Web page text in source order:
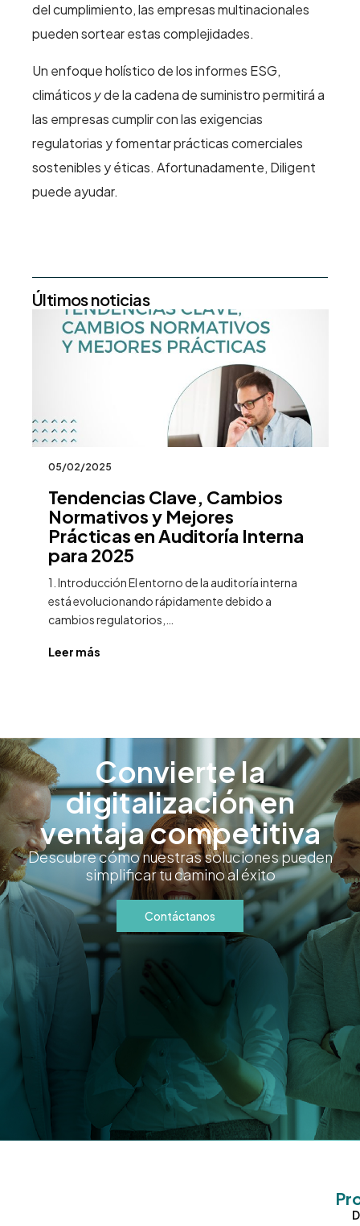
del cumplimiento, las empresas multinacionales
pueden sortear estas complejidades.
Un enfoque holístico de los informes ESG,
climáticos yde la cadena de suministro permitirá a
las empresas cumplir con las exigencias
regulatorias y fomentar prácticas comerciales
sostenibles y éticas. Afortunadamente, Diligent
puede ayudar.
Últimos noticias
05/02/2025
Tendencias Clave, Cambios
Normativos y Mejores
Prácticas en Auditoría Interna
para 2025
1. Introducción El entorno de la auditoría interna
está evolucionando rápidamente debido a
cambios regulatorios,…
Leer más
Convierte la
digitalización en
ventaja competitiva
Descubre cómo nuestras soluciones pueden
simplificar tu camino al éxito
Contáctanos